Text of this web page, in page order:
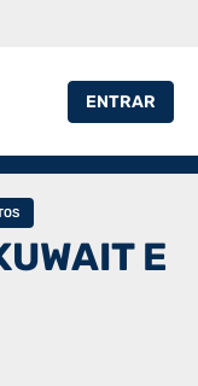
ENTRAR
E